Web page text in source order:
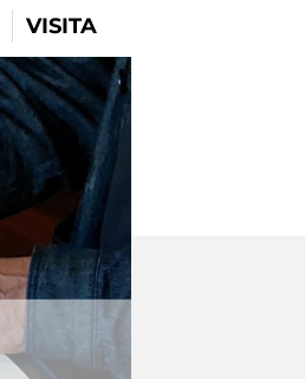
VISITA